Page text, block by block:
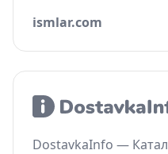
ismlar.com
DostavkaInfo —